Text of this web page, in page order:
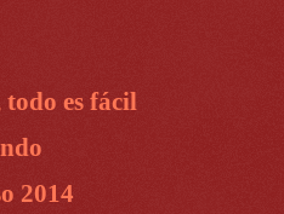
es fácil
2014